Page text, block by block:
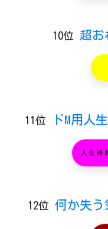
10位 超お
11位 ドM用人
人生終
12位 何か失う